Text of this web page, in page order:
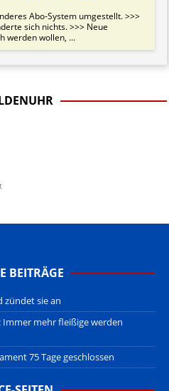
Abo-System umgestellt. >>>
sich nichts. >>> Neue
werden wollen, ...
BEITRÄGE
zündet sie an
mehr fleißige werden
75 Tage geschlossen